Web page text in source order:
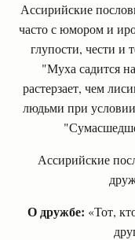
Ассирийские
часто с юмором и
глупости, чести и
"Муха садится
растерзает, чем
людьми при
Ассирийские
О дружбе: «Тот,